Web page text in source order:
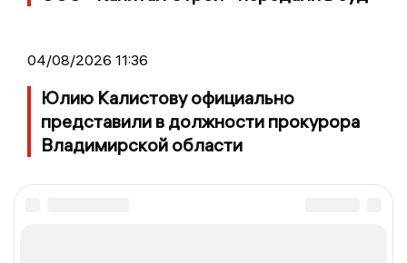
04/08/2026 11:36
Юлию Калистову официально
представили в должности прокурора
Владимирской области